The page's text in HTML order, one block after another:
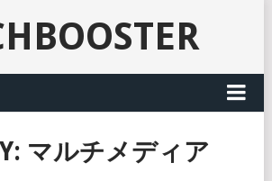
マルチメディア